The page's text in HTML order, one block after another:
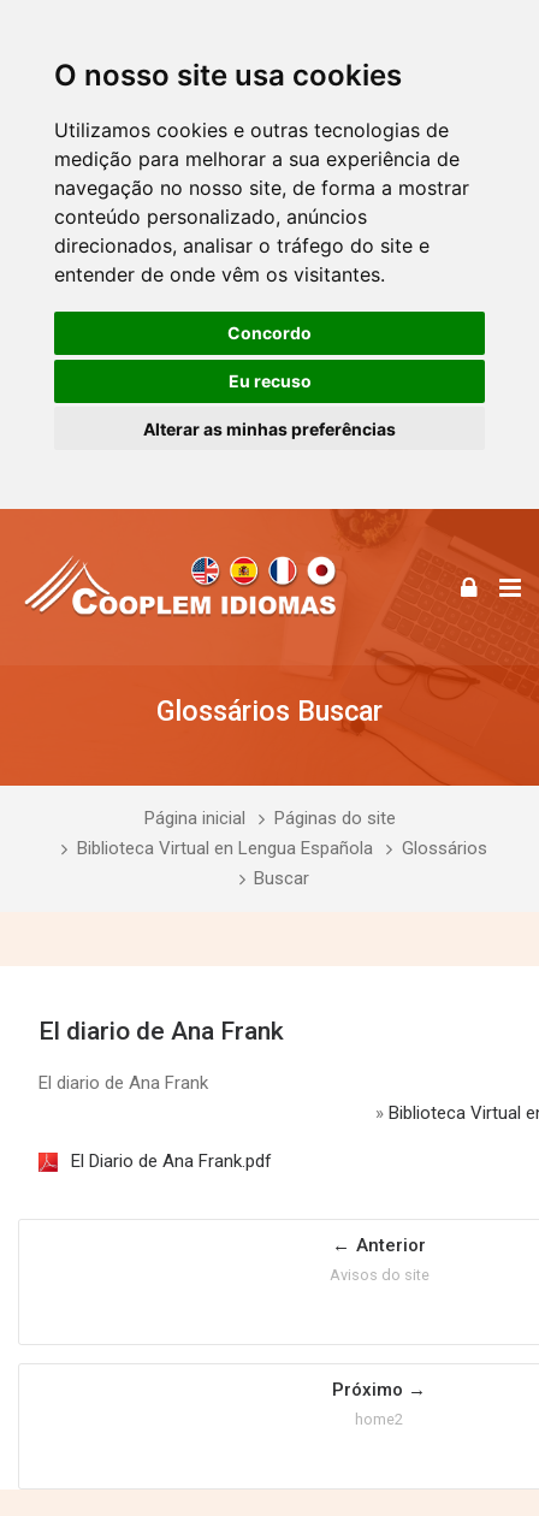
O nosso site usa cookies
Utilizamos cookies e outras tecnologias de
medição para melhorar a sua experiência de
navegação no nosso site, de forma a mostrar
conteúdo personalizado, anúncios
direcionados, analisar o tráfego do site e
entender de onde vêm os visitantes.
Concordo
Eu recuso
Alterar as minhas preferências
Glossários Buscar
Página inicial
Páginas do site
Biblioteca Virtual en Lengua Española
Glossários
Buscar
El diario de Ana Frank
El diario de Ana Frank
» Biblioteca Virtual
El Diario de Ana Frank.pdf
Anterior
Avisos do site
Próximo
home2